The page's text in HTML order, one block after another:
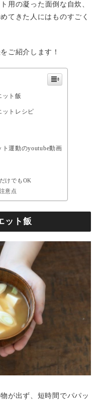
用の凝った面倒な自炊、
てきた人にはものすごく
ご紹介します！
ット飯
ットレシピ
運動のyoutube動画
けでもOK
意点
ット飯
が出ず、短時間でパパッ